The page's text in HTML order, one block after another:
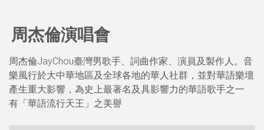
周杰倫演唱會
周杰倫JayChou臺灣男歌手、詞曲作家、演員及製作人。音
樂風行於大中華地區及全球各地的華人社群，並對華語樂壇
產生重大影響，為史上最著名及具影響力的華語歌手之一
有「華語流行天王」之美譽